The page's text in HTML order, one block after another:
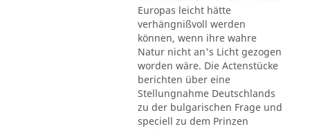
Europas leicht hätte
verhängnißvoll werden
können, wenn ihre wahre
Natur nicht an's Licht gezogen
worden wäre. Die Actenstücke
berichten über eine
Stellungnahme Deutschlands
zu der bulgarischen Frage und
speciell zu dem Prinzen